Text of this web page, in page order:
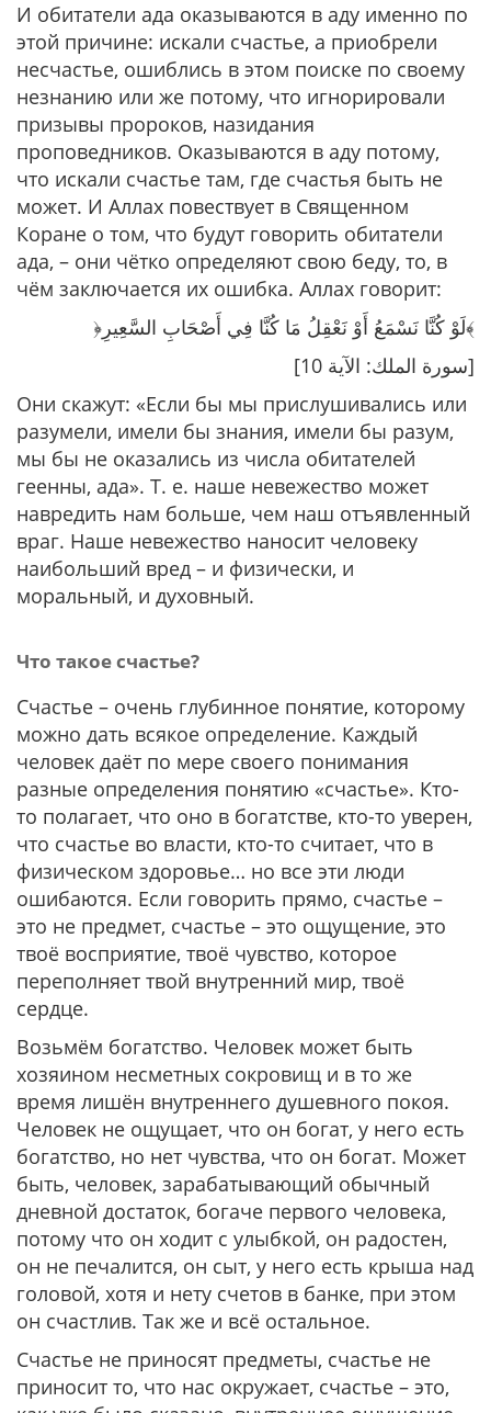
И обитатели ада оказываются в аду именно по
этой причине: искали счастье, а приобрели
несчастье, ошиблись в этом поиске по своему
незнанию или же потому, что игнорировали
призывы пророков, назидания
проповедников. Оказываются в аду потому,
что искали счастье там, где счастья быть не
может. И Аллах повествует в Священном
Коране о том, что будут говорить обитатели
ада, – они чётко определяют свою беду, то, в
чём заключается их ошибка. Аллах говорит:
﴿لَوْ كُنَّا نَسْمَعُ أَوْ نَعْقِلُ مَا كُنَّا فِي أَصْحَابِ السَّعِيرِ﴾
[سورة الملك: الآية 10]
Они скажут: «Если бы мы прислушивались или
разумели, имели бы знания, имели бы разум,
мы бы не оказались из числа обитателей
геенны, ада». Т. е. наше невежество может
навредить нам больше, чем наш отъявленный
враг. Наше невежество наносит человеку
наибольший вред – и физически, и
моральный, и духовный.
Что такое счастье?
Счастье – очень глубинное понятие, которому
можно дать всякое определение. Каждый
человек даёт по мере своего понимания
разные определения понятию «счастье». Кто-
то полагает, что оно в богатстве, кто-то уверен,
что счастье во власти, кто-то считает, что в
физическом здоровье… но все эти люди
ошибаются. Если говорить прямо, счастье –
это не предмет, счастье – это ощущение, это
твоё восприятие, твоё чувство, которое
переполняет твой внутренний мир, твоё
сердце.
Возьмём богатство. Человек может быть
хозяином несметных сокровищ и в то же
время лишён внутреннего душевного покоя.
Человек не ощущает, что он богат, у него есть
богатство, но нет чувства, что он богат. Может
быть, человек, зарабатывающий обычный
дневной достаток, богаче первого человека,
потому что он ходит с улыбкой, он радостен,
он не печалится, он сыт, у него есть крыша над
головой, хотя и нету счетов в банке, при этом
он счастлив. Так же и всё остальное.
Счастье не приносят предметы, счастье не
приносит то, что нас окружает, счастье – это,